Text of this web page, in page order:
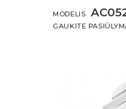
MODELIS
GAUKITE